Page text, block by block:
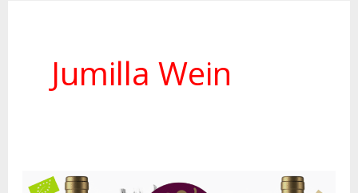
Jumilla Wein
Peace,